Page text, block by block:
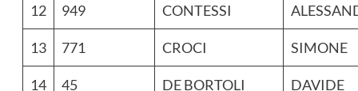
12 949 CONTESSI
13 771 CROCI SIMONE
14 45 DE BORTOLI DAVIDE